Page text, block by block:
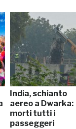
India, schianto
aereo a Dwarka:
morti tutti i
passeggeri